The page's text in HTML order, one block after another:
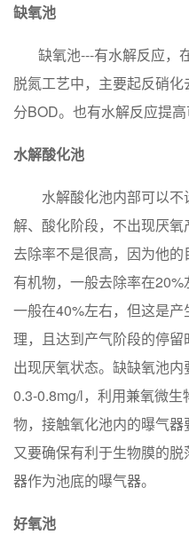
缺氧池
缺氧池---有水解反应，
脱氮工艺中，主要起反硝
分BOD。也有水解反应提高
水解酸化池
水解酸化池内部可以不
解、酸化阶段，不出现厌
去除率不是很高，因为他
有机物，一般去除率在
一般在40%左右，但这是
理，且达到产气阶段的停
出现厌氧状态。缺缺氧池
0.3-0.8mg/l，利用兼氧微
物，接触氧化池内的曝气器
又要确保有利于生物膜的
器作为池底的曝气器。
好氧池